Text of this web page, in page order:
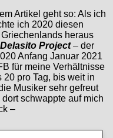
Artikel geht so: Als ich
ich 2020 diesen
heraus
Delasito Project– der
Anfang Januar 2021
für meine Verhältnisse
pro Tag, bis weit in
Musiker sehr gefreut
schwappte auf mich
–